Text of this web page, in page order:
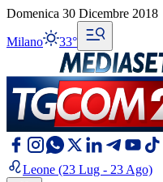
Domenica 30 Dicembre 2018
Milano 33°
Leone (23 Lug - 23 Ago)